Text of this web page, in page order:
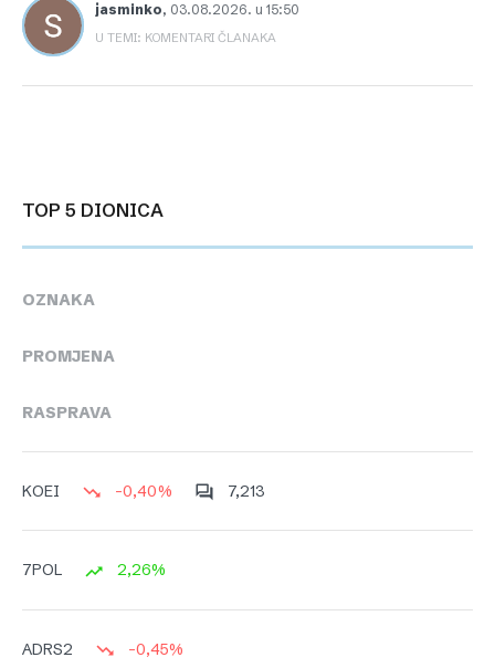
jasminko, 03.08.2026. u 15:50
U TEMI: KOMENTARI ČLANAKA
TOP 5 DIONICA
OZNAKA
PROMJENA
RASPRAVA
KOEI -0,40% 7,213
7POL 2,26%
ADRS2 -0,45%